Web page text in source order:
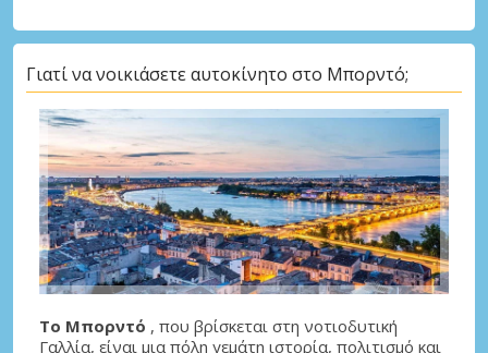
Γιατί να νοικιάσετε αυτοκίνητο στο Μπορντό;
Το Μπορντό , που βρίσκεται στη νοτιοδυτική
Γαλλία, είναι μια πόλη γεμάτη ιστορία, πολιτισμό και